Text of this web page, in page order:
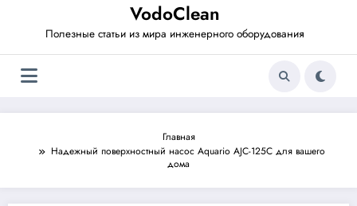
VodoClean
Полезные статьи из мира инженерного оборудования
Главная
Надежный поверхностный насос Aquario AJC-125C для вашего
дома